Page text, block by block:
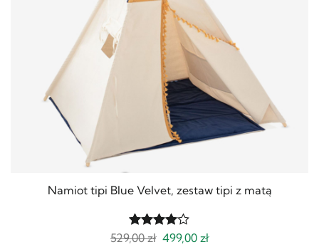
Namiot tipi Blue Velvet, zestaw tipi z matą
Oceniony
529,00zł Pierwotna
499,00 złAktualna